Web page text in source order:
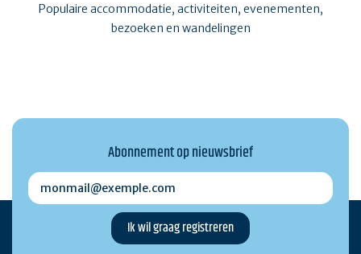
Populaire accommodatie, activiteiten, evenementen,
bezoeken en wandelingen
Abonnement op nieuwsbrief
monmail@exemple.com